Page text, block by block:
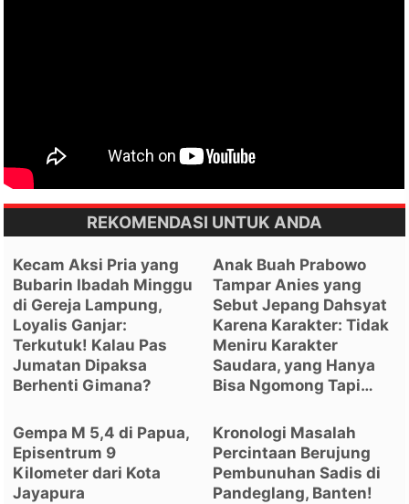
REKOMENDASI UNTUK ANDA
Kecam Aksi Pria yang
Bubarin Ibadah Minggu
di Gereja Lampung,
Loyalis Ganjar:
Terkutuk! Kalau Pas
Jumatan Dipaksa
Berhenti Gimana?
Anak Buah Prabowo
Tampar Anies yang
Sebut Jepang Dahsyat
Karena Karakter: Tidak
Meniru Karakter
Saudara, yang Hanya
Bisa Ngomong Tapi…
Gempa M 5,4 di Papua,
Episentrum 9
Kilometer dari Kota
Jayapura
Kronologi Masalah
Percintaan Berujung
Pembunuhan Sadis di
Pandeglang, Banten!